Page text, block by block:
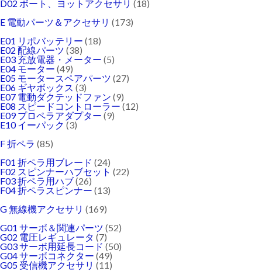
D02 ボート、ヨットアクセサリ (18)
E 電動パーツ＆アクセサリ (173)
E01 リポバッテリー (18)
E02 配線パーツ (38)
E03 充放電器・メーター (5)
E04 モーター (49)
E05 モータースペアパーツ (27)
E06 ギヤボックス (3)
E07 電動ダクテッドファン (9)
E08 スピードコントローラー (12)
E09 プロペラアダプター (9)
E10 イーパック (3)
F 折ペラ (85)
F01 折ペラ用ブレード (24)
F02 スピンナーハブセット (22)
F03 折ペラ用ハブ(26)
F04 折ペラスピンナー (13)
G 無線機アクセサリ (169)
G01 サーボ＆関連パーツ (52)
G02 電圧レギュレータ (7)
G03 サーボ用延長コード (50)
G04 サーボコネクター (49)
G05 受信機アクセサリ (11)